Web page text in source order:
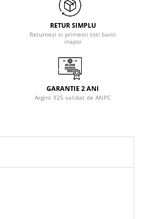
RETUR SIMPLU
Returnezi si primesti toti banii
inapoi
GARANTIE 2 ANI
Argint 925 validat de ANPC